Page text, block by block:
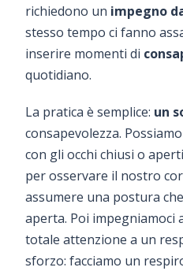
richiedono un impegno
stesso tempo ci fanno
inserire momenti di
quotidiano.
La pratica è semplice: un
consapevolezza.
con gli occhi chiusi o
per osservare il nostro
assumere una postura
aperta. Poi impegniamoci
totale attenzione a un
sforzo: facciamo un